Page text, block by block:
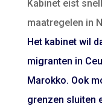
Kabinet eist
maatregelen in
Het kabinet wil
migranten in
Marokko. Ook
grenzen sluiten